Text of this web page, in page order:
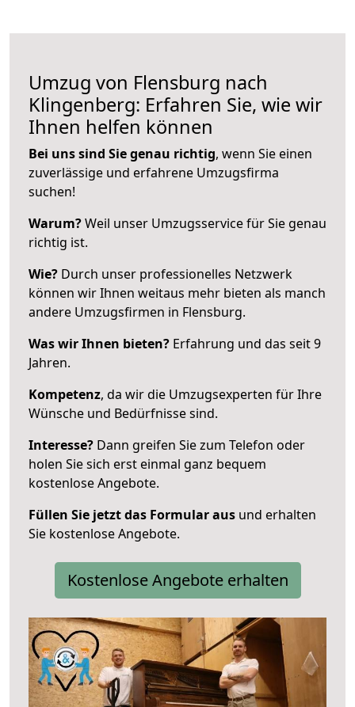
Umzug von Flensburg nach
Klingenberg: Erfahren Sie, wie wir
Ihnen helfen können
Bei uns sind Sie genau richtig, wenn Sie einen
zuverlässige und erfahrene Umzugsfirma
suchen!
Warum?Weil unser Umzugsservice für Sie genau
richtig ist.
Wie? Durch unser professionelles Netzwerk
können wir Ihnen weitaus mehr bieten als manch
andere Umzugsfirmen in Flensburg.
Was wir Ihnen bieten? Erfahrung und das seit 9
Jahren.
Kompetenz, da wir die Umzugsexperten für Ihre
Wünsche und Bedürfnisse sind.
Interesse? Dann greifen Sie zum Telefon oder
holen Sie sich erst einmal ganz bequem
kostenlose Angebote.
Füllen Sie jetzt das Formular aus und erhalten
Sie kostenlose Angebote.
Kostenlose Angebote erhalten